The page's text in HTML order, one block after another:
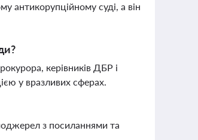
антикорупційному суді, а він
керівників ДБР і
у вразливих сферах.
з посиланнями та